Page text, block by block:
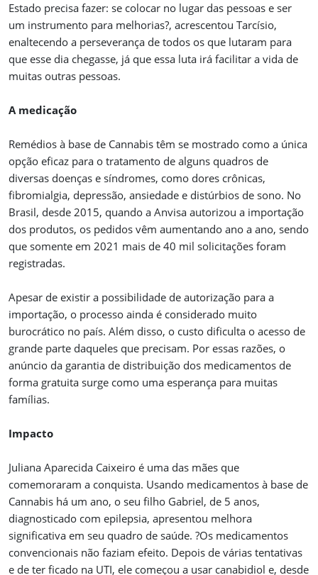
Estado precisa fazer: se colocar no lugar das pessoas e ser
um instrumento para melhorias?, acrescentou Tarcísio,
enaltecendo a perseverança de todos os que lutaram para
que esse dia chegasse, já que essa luta irá facilitar a vida de
muitas outras pessoas.
A medicação
Remédios à base de Cannabis têm se mostrado como a única
opção eficaz para o tratamento de alguns quadros de
diversas doenças e síndromes, como dores crônicas,
fibromialgia, depressão, ansiedade e distúrbios de sono. No
Brasil, desde 2015, quando a Anvisa autorizou a importação
dos produtos, os pedidos vêm aumentando ano a ano, sendo
que somente em 2021 mais de 40 mil solicitações foram
registradas.
Apesar de existir a possibilidade de autorização para a
importação, o processo ainda é considerado muito
burocrático no país. Além disso, o custo dificulta o acesso de
grande parte daqueles que precisam. Por essas razões, o
anúncio da garantia de distribuição dos medicamentos de
forma gratuita surge como uma esperança para muitas
famílias.
Impacto
Juliana Aparecida Caixeiro é uma das mães que
comemoraram a conquista. Usando medicamentos à base de
Cannabis há um ano, o seu filho Gabriel, de 5 anos,
diagnosticado com epilepsia, apresentou melhora
significativa em seu quadro de saúde. ?Os medicamentos
convencionais não faziam efeito. Depois de várias tentativas
e de ter ficado na UTI, ele começou a usar canabidiol e, desde